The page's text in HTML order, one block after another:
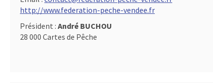
http://www.federation-peche-vendee.fr
Président : André BUCHOU
28 000 Cartes de Pêche